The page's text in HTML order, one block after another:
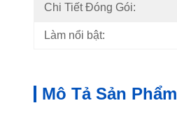
Chi Tiết Đóng Gói:
Làm nổi bật:
Mô Tả Sản Phẩm